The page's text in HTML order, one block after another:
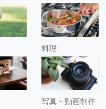
料理
写真・動画制作